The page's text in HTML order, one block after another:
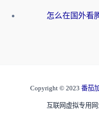
Copyright © 2023 番茄
互联网虚拟专用